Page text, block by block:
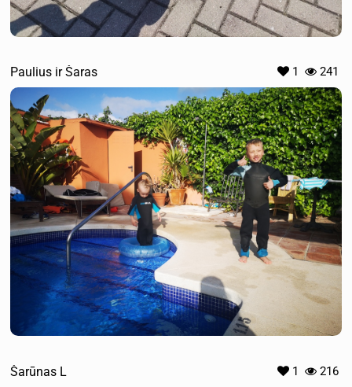
Paulius ir Šaras 1 241
Šarūnas L 1 216